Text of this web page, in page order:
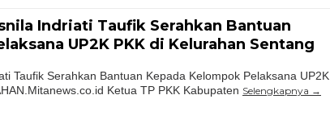
Indriati Taufik Serahkan Bantuan
UP2K PKK di Kelurahan Sentang
Taufik Serahkan Bantuan Kepada Kelompok Pelaksana UP2K
Ketua TP PKK Kabupaten Selengkapnya